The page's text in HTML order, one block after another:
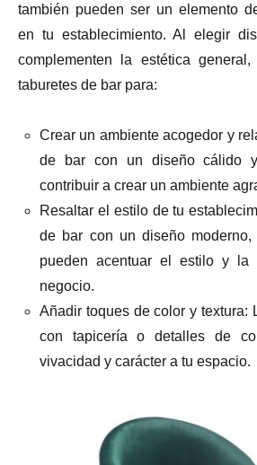
también pueden ser un elemento
en tu establecimiento. Al elegir
complementen la estética
taburetes de bar para:
Crear un ambiente acogedor y
de bar con un diseño cálido
contribuir a crear un ambiente
Resaltar el estilo de tu
de bar con un diseño
pueden acentuar el estilo y la
negocio.
Añadir toques de color y textura:
con tapicería o detalles de
vivacidad y carácter a tu espacio.